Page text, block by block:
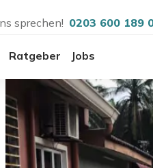
sprechen! 0203 600 189
Ratgeber Jobs